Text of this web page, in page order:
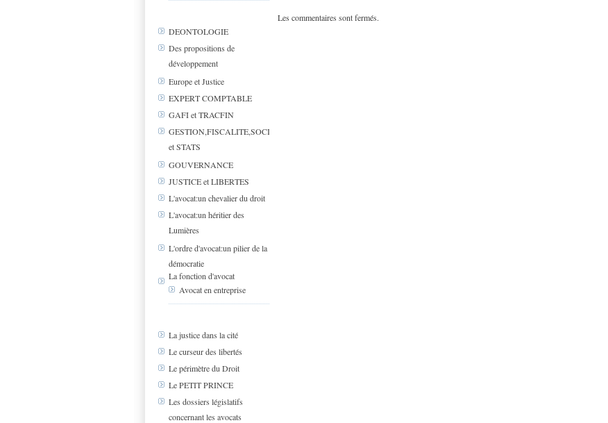
DEONTOLOGIE
Des propositions de
développement
Europe et Justice
EXPERT COMPTABLE
GAFI et TRACFIN
GESTION,FISCALITE,SOCIAL
et STATS
GOUVERNANCE
JUSTICE et LIBERTES
L'avocat:un chevalier du droit
L'avocat:un héritier des
Lumières
L'ordre d'avocat:un pilier de la
démocratie
La fonction d'avocat
Avocat en entreprise
La justice dans la cité
Le curseur des libertés
Le périmètre du Droit
Le PETIT PRINCE
Les dossiers législatifs
concernant les avocats
Les commentaires sont fermés.